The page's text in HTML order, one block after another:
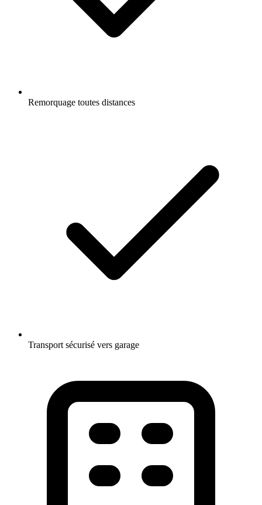
Remorquage toutes distances
Transport sécurisé vers garage